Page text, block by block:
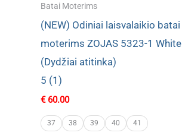
Batai Moterims
(NEW) Odiniai laisvalaikio batai
moterims ZOJAS 5323-1 White
(Dydžiai atitinka)
5 (1)
€60.00
37 38 39 40 41